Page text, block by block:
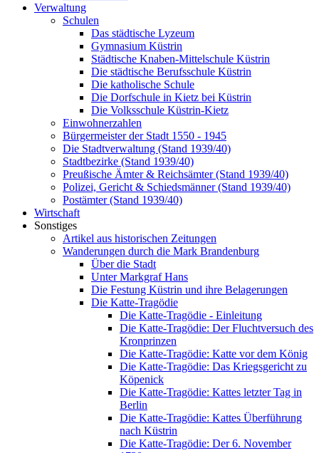
Verwaltung
Schulen
Das städtische Lyzeum
Gymnasium Küstrin
Städtische Knaben-Mittelschule Küstrin
Die städtische Berufsschule Küstrin
Die katholische Schule
Die Dorfschule in Kietz bei Küstrin
Die Volksschule Küstrin-Kietz
Einwohnerzahlen
Bürgermeister der Stadt 1550 - 1945
Die Stadtverwaltung (Stand 1939/40)
Stadtbezirke (Stand 1939/40)
Preußische Ämter & Reichsämter (Stand 1939/40)
Polizei, Gericht & Schiedsmänner (Stand 1939/40)
Postämter (Stand 1939/40)
Wirtschaft
Sonstiges
Artikel aus historischen Zeitungen
Wanderungen durch die Mark Brandenburg
Über die Stadt
Unter Markgraf Hans
Die Festung Küstrin und ihre Belagerungen
Die Katte-Tragödie
Die Katte-Tragödie - Einleitung
Die Katte-Tragödie: Der Fluchtversuch des
Kronprinzen
Die Katte-Tragödie: Katte vor dem König
Die Katte-Tragödie: Das Kriegsgericht zu
Köpenick
Die Katte-Tragödie: Kattes letzter Tag in
Berlin
Die Katte-Tragödie: Kattes Überführung
nach Küstrin
Die Katte-Tragödie: Der 6. November